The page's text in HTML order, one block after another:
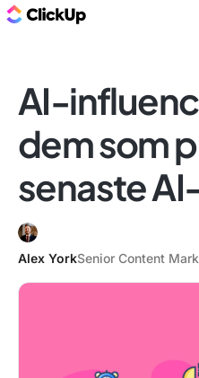
AI-
dem som
senaste
Alex YorkSenior Content